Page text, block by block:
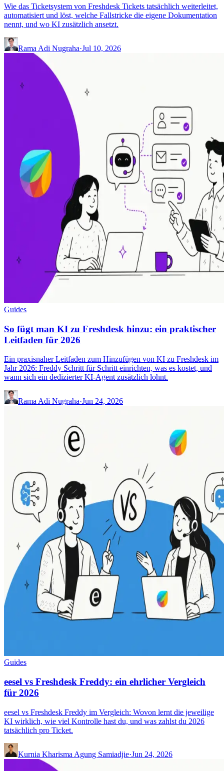
Wie das Ticketsystem von Freshdesk Tickets tatsächlich weiterleitet,
automatisiert und löst, welche Fallstricke die eigene Dokumentation
nennt, und wo KI zusätzlich ansetzt.
Rama Adi Nugraha·Jul 10, 2026
Guides
So fügt man KI zu Freshdesk hinzu: ein praktischer
Leitfaden für 2026
Ein praxisnaher Leitfaden zum Hinzufügen von KI zu Freshdesk im
Jahr 2026: Freddy Schritt für Schritt einrichten, was es kostet, und
wann sich ein dedizierter KI-Agent zusätzlich lohnt.
Rama Adi Nugraha·Jun 24, 2026
Guides
eesel vs Freshdesk Freddy: ein ehrlicher Vergleich
für 2026
eesel vs Freshdesk Freddy im Vergleich: Wovon lernt die jeweilige
KI wirklich, wie viel Kontrolle hast du, und was zahlst du 2026
tatsächlich pro Ticket.
Kurnia Kharisma Agung Samiadjie·Jun 24, 2026